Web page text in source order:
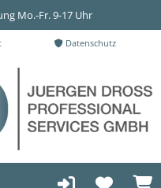
Mo.-Fr. 9-17 Uhr
Datenschutz